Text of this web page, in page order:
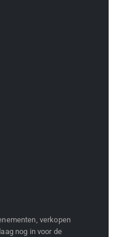
verkopen
nog in voor de